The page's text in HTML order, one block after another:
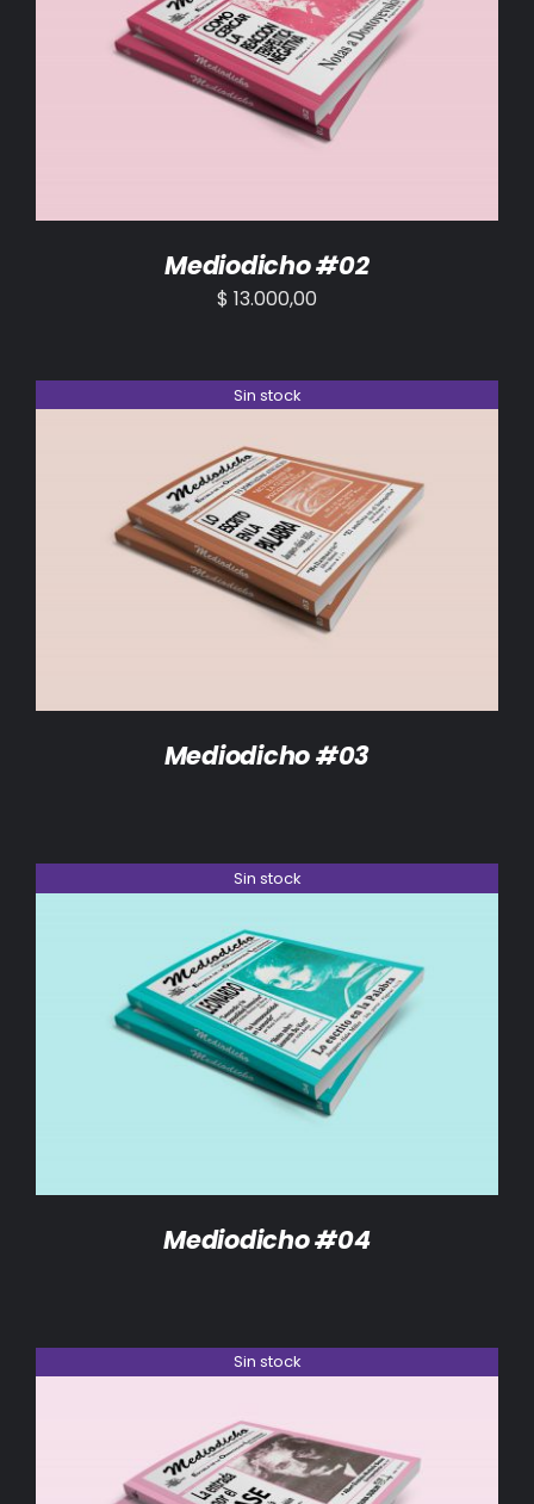
AÑADIR AL CARRITO / DETALLES
Mediodicho #02
$ 13.000,00
Sin stock
DETALLES
Mediodicho #03
Sin stock
DETALLES
Mediodicho #04
Sin stock